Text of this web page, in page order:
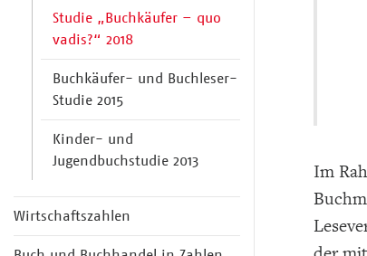
Studie „Buchkäufer – quo
vadis?“ 2018
Buchkäufer- und Buchleser-
Studie 2015
Kinder- und
Jugendbuchstudie 2013
Wirtschaftszahlen
Im